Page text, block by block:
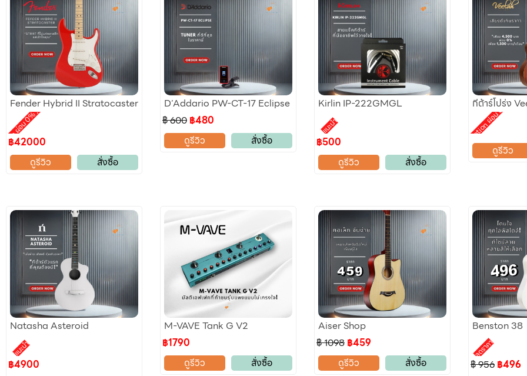
Fender Hybrid II Stratocaster
ผ่อน 0%
,
ลดราคา
฿42000
ดูรีวิว
สั่งซื้อ
D’Addario PW-CT-17 Eclipse
฿ 600 ฿480
ดูรีวิว
สั่งซื้อ
Kirlin IP-222GMGL
แนะนำ
฿500
ดูรีวิว
สั่งซื้อ
กีต้าร์โปร่ง
Promotion ผ่อน 0%ดูรีวิว
Natasha Asteroid
แนะนำ
฿4900
M-VAVE Tank G V2
฿1790
ดูรีวิว
สั่งซื้อ
Aiser Shop
฿ 1098 ฿459
ดูรีวิว
สั่งซื้อ
Benston 38
ลดราคา
฿ 956 ฿496